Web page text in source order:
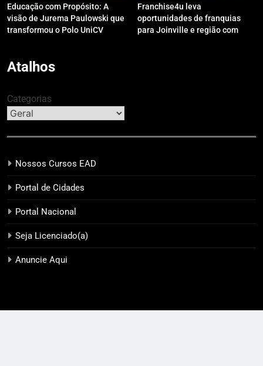
Educação com Propósito: A
visão de Jurema Paulowski que
transformou o Polo UniCV
Franchise4u leva
oportunidades de franquias
para Joinville e região com
Atalhos
Categorias
Nossos Cursos EAD
Portal de Cidades
Portal Nacional
Seja Licenciado(a)
Anuncie Aqui